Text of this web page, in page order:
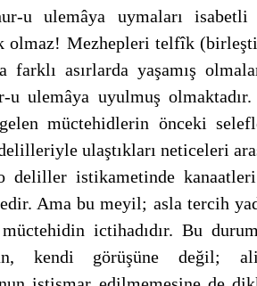
u ulemâya uymaları
olmaz! Mezhepleri telfîk
asırlarda yaşamış
u ulemâya uyulmuş olmaktadır.
müctehidlerin önceki
ulaştıkları neticeleri
deliller istikametinde
Ama bu meyil; asla tercih
ictihadıdır. Bu
kendi görüşüne değil;